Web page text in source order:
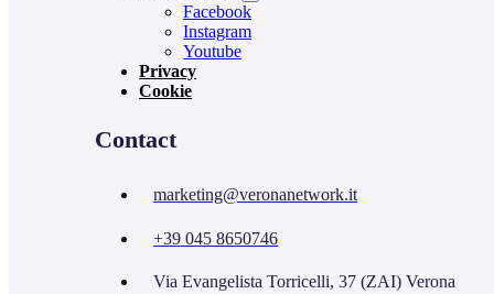
Facebook
Instagram
Youtube
Privacy
Cookie
Contact
marketing@veronanetwork.it
+39 045 8650746
Via Evangelista Torricelli, 37 (ZAI) Verona